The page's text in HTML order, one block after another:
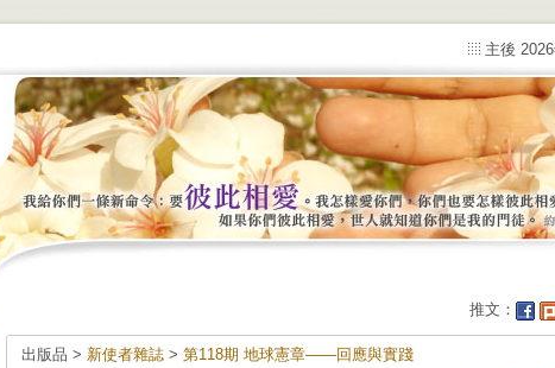
主後
推文：
出版品 > 新使者雜誌 > 第118期 地球憲章——回應與實踐